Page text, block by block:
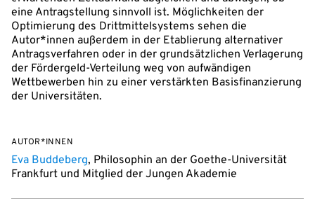
eine Antragstellung sinnvoll ist. Möglichkeiten der
Optimierung des Drittmittelsystems sehen die
Autor*innen außerdem in der Etablierung alternativer
Antragsverfahren oder in der grundsätzlichen Verlagerung
der Fördergeld-Verteilung weg von aufwändigen
Wettbewerben hin zu einer verstärkten Basisfinanzierung
der Universitäten.
AUTOR*INNEN
Eva Buddeberg, Philosophin an der Goethe-Universität
Frankfurt und Mitglied der Jungen Akademie